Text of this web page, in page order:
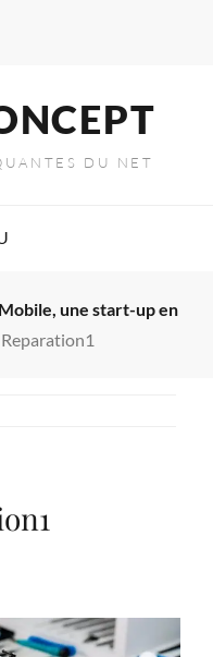
DU NET
une start-up en
Reparation1